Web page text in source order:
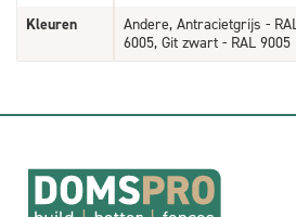
Kleuren
Andere, Antracietgrijs -
6005, Git zwart - RAL 9005